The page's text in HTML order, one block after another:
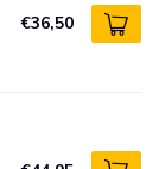
€36,50